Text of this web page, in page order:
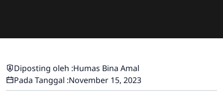
Diposting oleh :Humas Bina Amal
Pada Tanggal :November 15, 2023